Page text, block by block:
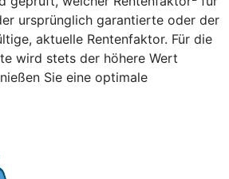
ursprünglich garantierte oder der
aktuelle Rentenfaktor. Für die
wird stets der höhere Wert
Sie eine optimale